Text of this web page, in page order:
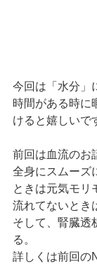
今回は「水分」
時間がある時に
けると嬉しいで
前回は血流のお
全身にスムーズ
ときは元気モリ
流れてないとき
そして、腎臓透
る。
詳しくは前回の